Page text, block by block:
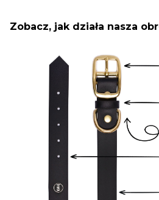
Zobacz, jak działa nasza